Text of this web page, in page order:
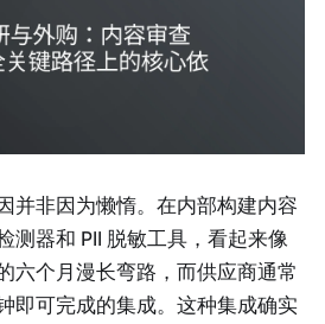
并非因为懒惰。在内部构建内容
测器和 PII 脱敏工具，看起来像
六个月漫长弯路，而供应商通常
即可完成的集成。这种集成确实